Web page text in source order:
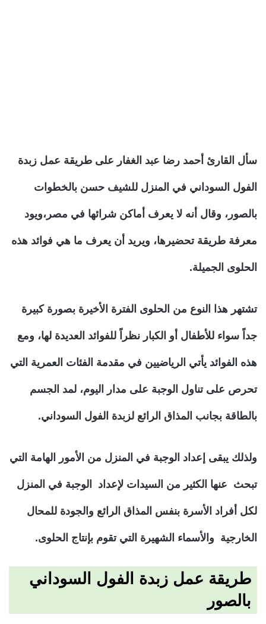
سأل القارئ أحمد رضا عبد الغفار على طريقة عمل زبدة
الفول السوداني في المنزل للشيف حسن بالخطوات
بالصور، وقال أنه لا يعرف أماكن شرائها في مصر،ويود
معرفة طريقة تحضيرها، ويريد أن يعرف ما هي فوائد هذه
الحلوى الجميلة.
تشتهر هذا النوع من الحلوى الفترة الأخيرة بصورة كبيرة
جداً سواء للأطفال أو الكبار نظراً للفوائد العديدة لها، ومع
هذه الفوائد يأتي الرياضيين في مقدمة الفئات العمرية التي
تحرص على تناول الوجبة على مدار اليوم، لمد الجسم
بالطاقة بجانب المذاق الرائع لزبدة الفول السوداني.
ولذلك يبقى إعداد الوجبة في المنزل من الأمور الهامة التي
تبحث عنها الكثير من السيدات لإعداد الوجبة في المنزل
لكل أفراد الأسرة بنفس المذاق الرائع والجودة للمحال
الخارجية والأسماء الشهيرة التي تقوم بإنتاج الحلوى.
طريقة عمل زبدة الفول السوداني
بالصور